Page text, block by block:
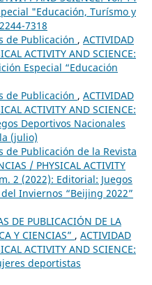
"Educación, Turísmo y
7318
de Publicación , ACTIVIDAD
ACTIVITY AND SCIENCE:
Especial “Educación
de Publicación , ACTIVIDAD
ACTIVITY AND SCIENCE:
Deportivos Nacionales
(julio)
de Publicación de la Revista
/ PHYSICAL ACTIVITY
2 (2022): Editorial: Juegos
Inviernos “Beijing 2022”
DE PUBLICACIÓN DE LA
Y CIENCIAS” , ACTIVIDAD
ACTIVITY AND SCIENCE:
deportistas